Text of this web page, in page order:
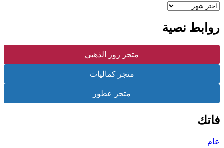
الارشيف
روابط نصية
متجر روز الذهبي
متجر كماليات
متجر عطور
فاتك
عام